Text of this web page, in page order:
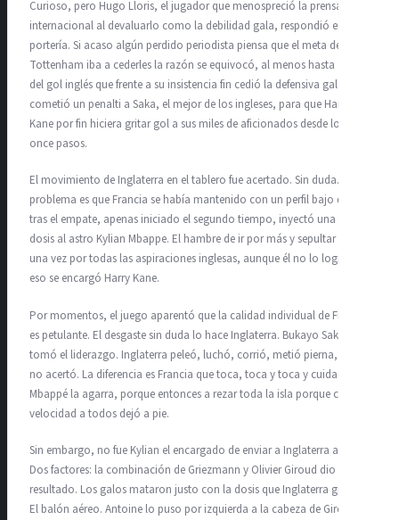
Curioso, pero Hugo Lloris, el jugador que menospreció la prensa
internacional al devaluarlo como la debilidad gala, respondió en la
portería. Si acaso algún perdido periodista piensa que el meta del
Tottenham iba a cederles la razón se equivocó, al menos hasta antes
del gol inglés que frente a su insistencia fin cedió la defensiva gala y
cometió un penalti a Saka, el mejor de los ingleses, para que Harry
Kane por fin hiciera gritar gol a sus miles de aficionados desde los
once pasos.
El movimiento de Inglaterra en el tablero fue acertado. Sin duda. El
problema es que Francia se había mantenido con un perfil bajo que
tras el empate, apenas iniciado el segundo tiempo, inyectó una fuerte
dosis al astro Kylian Mbappe. El hambre de ir por más y sepultar de
una vez por todas las aspiraciones inglesas, aunque él no lo logró, de
eso se encargó Harry Kane.
Por momentos, el juego aparentó que la calidad individual de Francia
es petulante. El desgaste sin duda lo hace Inglaterra. Bukayo Saka
tomó el liderazgo. Inglaterra peleó, luchó, corrió, metió pierna, pero
no acertó. La diferencia es Francia que toca, toca y toca y cuidado si
Mbappé la agarra, porque entonces a rezar toda la isla porque con su
velocidad a todos dejó a pie.
Sin embargo, no fue Kylian el encargado de enviar a Inglaterra a casa.
Dos factores: la combinación de Griezmann y Olivier Giroud dio
resultado. Los galos mataron justo con la dosis que Inglaterra gusta:
El balón aéreo. Antoine lo puso por izquierda a la cabeza de Giroud